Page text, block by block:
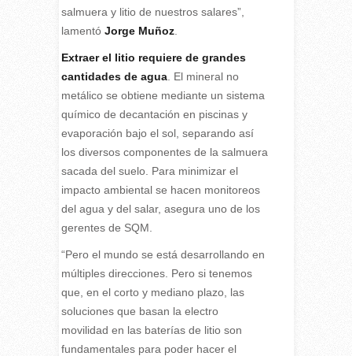
salmuera y litio de nuestros salares”,
lamentó Jorge Muñoz.
Extraer el litio requiere de grandes
cantidades de agua. El mineral no
metálico se obtiene mediante un sistema
químico de decantación en piscinas y
evaporación bajo el sol, separando así
los diversos componentes de la salmuera
sacada del suelo. Para minimizar el
impacto ambiental se hacen monitoreos
del agua y del salar, asegura uno de los
gerentes de SQM.
“Pero el mundo se está desarrollando en
múltiples direcciones. Pero si tenemos
que, en el corto y mediano plazo, las
soluciones que basan la electro
movilidad en las baterías de litio son
fundamentales para poder hacer el